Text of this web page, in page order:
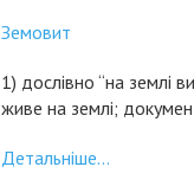
Земовит
1) дослівно “на землі
живе на землі;
Детальніше...